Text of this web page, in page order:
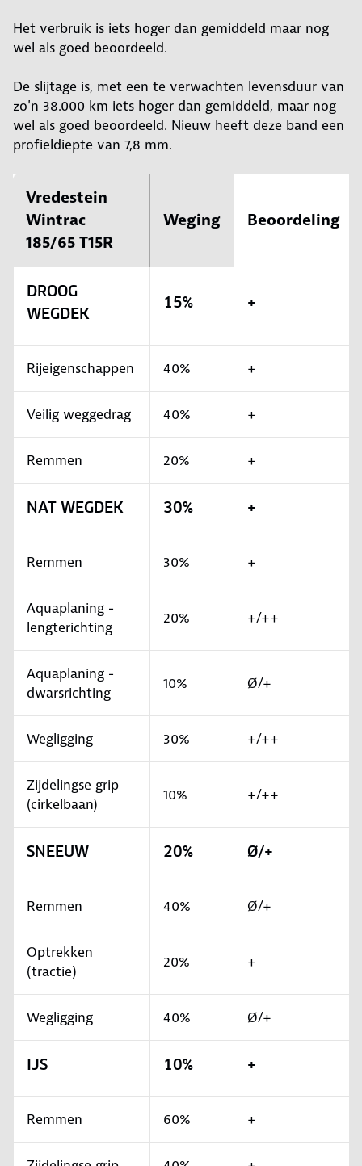
Het verbruik is iets hoger dan gemiddeld maar nog
wel als goed beoordeeld.
De slijtage is, met een te verwachten levensduur van
zo'n 38.000 km iets hoger dan gemiddeld, maar nog
wel als goed beoordeeld. Nieuw heeft deze band een
profieldiepte van 7,8 mm.
Vredestein
Wintrac
185/65 T15R
Weging Beoordeling
DROOG
WEGDEK
15% +
Rijeigenschappen 40% +
Veilig weggedrag 40% +
Remmen 20% +
NAT WEGDEK 30% +
Remmen 30% +
Aquaplaning -
lengterichting
20% +/++
Aquaplaning -
dwarsrichting
10% Ø/+
Wegligging 30% +/++
Zijdelingse grip
(cirkelbaan)
10% +/++
SNEEUW 20% Ø/+
Remmen 40% Ø/+
Optrekken
(tractie)
20% +
Wegligging 40% Ø/+
IJS 10% +
Remmen 60% +